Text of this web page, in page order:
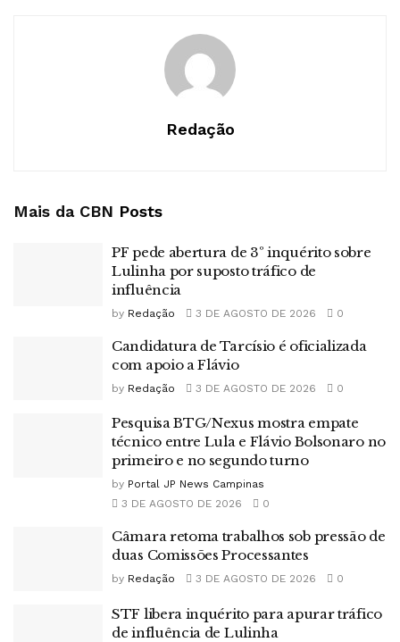
Redação
Mais da CBN Posts
PF pede abertura de 3º inquérito sobre
Lulinha por suposto tráfico de
influência
by Redação 3 DE AGOSTO DE 2026 0
Candidatura de Tarcísio é oficializada
com apoio a Flávio
by Redação 3 DE AGOSTO DE 2026 0
Pesquisa BTG/Nexus mostra empate
técnico entre Lula e Flávio Bolsonaro no
primeiro e no segundo turno
by Portal JP News Campinas
3 DE AGOSTO DE 2026
0
Câmara retoma trabalhos sob pressão de
duas Comissões Processantes
by Redação 3 DE AGOSTO DE 2026 0
STF libera inquérito para apurar tráfico
de influência de Lulinha